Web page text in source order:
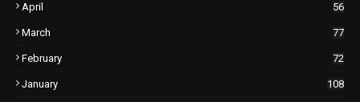
April 56
March 77
February 72
January 108